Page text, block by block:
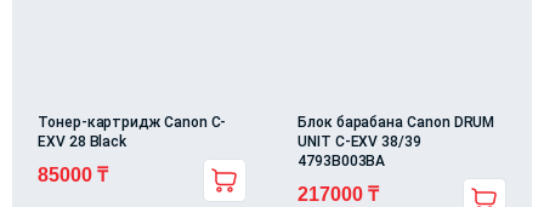
Тонер-картридж Canon C-
EXV 28 Black
85000 ₸
Блок барабана Canon DRUM
UNIT C-EXV 38/39
4793B003BA
217000 ₸